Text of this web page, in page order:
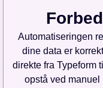
Automatiseringen
dine data er
direkte fra Typeform
opstå ved manuel